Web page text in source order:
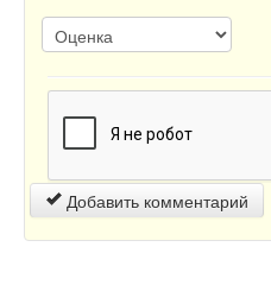
Добавить комментарий